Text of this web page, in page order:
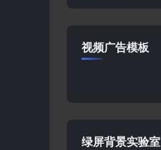
视频广告模板
绿屏背景实验室